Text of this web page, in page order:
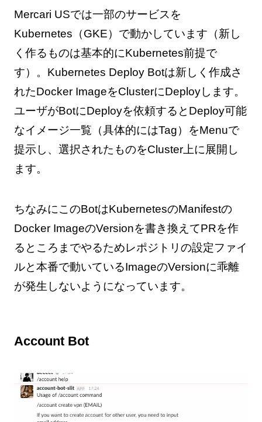
Mercari USでは一部のサービスを
Kubernetes（GKE）で動かしています（新し
く作るものは基本的にKubernetes前提で
す）。Kubernetes Deploy Botは新しく作成さ
れたDocker ImageをClusterにDeployします。
ユーザがBotにDeployを依頼するとDeploy可能
なイメージ一覧（具体的にはTag）をMenuで
提示し、選択されたものをCluster上に展開し
ます。
ちなみにこのBotはKubernetesのManifestの
Docker ImageのVersionを書き換えてPRを作
るところまでやるためレポジトリの設定ファイ
ルと本番で動いているImageのVersionに乖離
が発生しないようになっています。
Account Bot